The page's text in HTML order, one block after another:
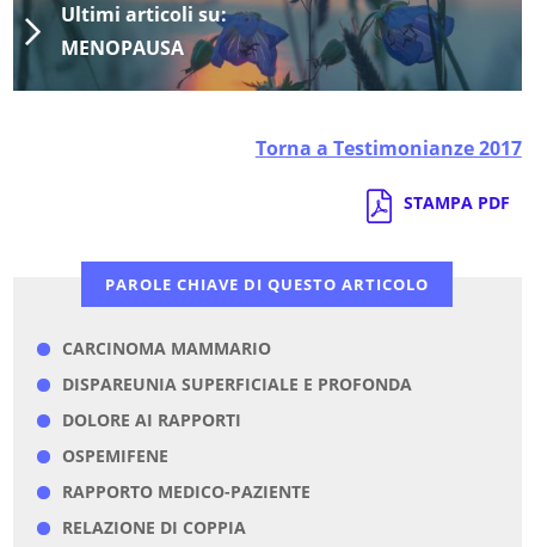
Ultimi articoli su:
MENOPAUSA
Torna a Testimonianze 2017
STAMPA PDF
PAROLE CHIAVE DI QUESTO ARTICOLO
CARCINOMA MAMMARIO
DISPAREUNIA SUPERFICIALE E PROFONDA
DOLORE AI RAPPORTI
OSPEMIFENE
RAPPORTO MEDICO-PAZIENTE
RELAZIONE DI COPPIA